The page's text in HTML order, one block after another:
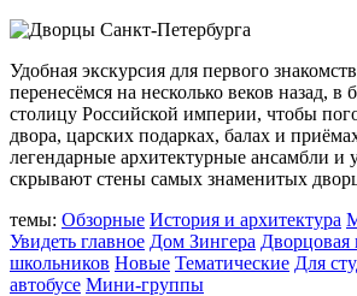
Удобная экскурсия для первого
перенесёмся на несколько веков назад, в
столицу Российской империи, чтобы
двора, царских подарках, балах и
легендарные архитектурные ансамбли и
скрывают стены самых знаменитых
темы: Обзорные История и архитектура
Увидеть главное Дом Зингера Дворцовая
школьников Новые Тематические Для
автобусе Мини-группы